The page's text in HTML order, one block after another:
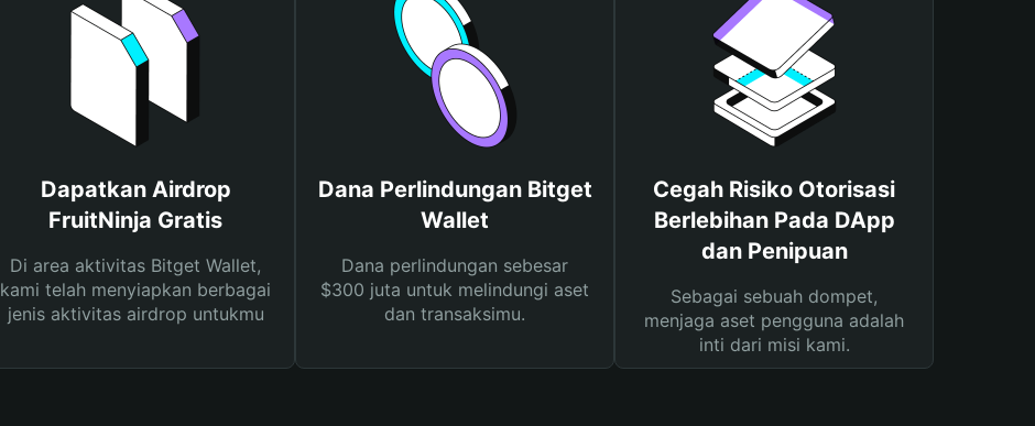
Dapatkan Airdrop
FruitNinja Gratis
Di area aktivitas Bitget Wallet,
kami telah menyiapkan berbagai
jenis aktivitas airdrop untukmu
Dana Perlindungan Bitget
Wallet
Dana perlindungan sebesar
$300 juta untuk melindungi aset
dan transaksimu.
Cegah Risiko Otorisasi
Berlebihan Pada DApp
dan Penipuan
Sebagai sebuah dompet,
menjaga aset pengguna adalah
inti dari misi kami.